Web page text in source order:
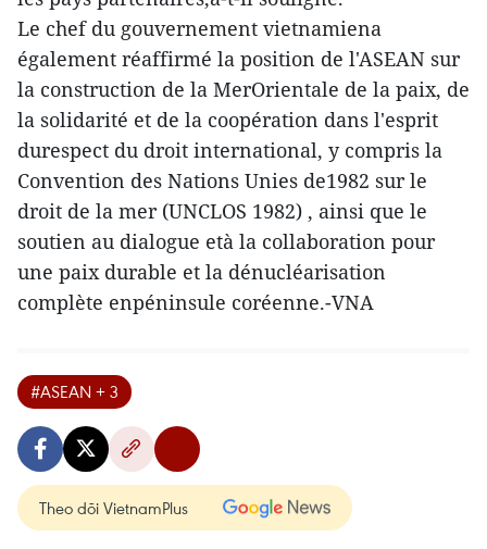
Le chef du gouvernement vietnamiena
également réaffirmé la position de l'ASEAN sur
la construction de la MerOrientale de la paix, de
la solidarité et de la coopération dans l'esprit
durespect du droit international, y compris la
Convention des Nations Unies de1982 sur le
droit de la mer (UNCLOS 1982) , ainsi que le
soutien au dialogue età la collaboration pour
une paix durable et la dénucléarisation
complète enpéninsule coréenne.-VNA
#ASEAN + 3
Theo dõi VietnamPlus